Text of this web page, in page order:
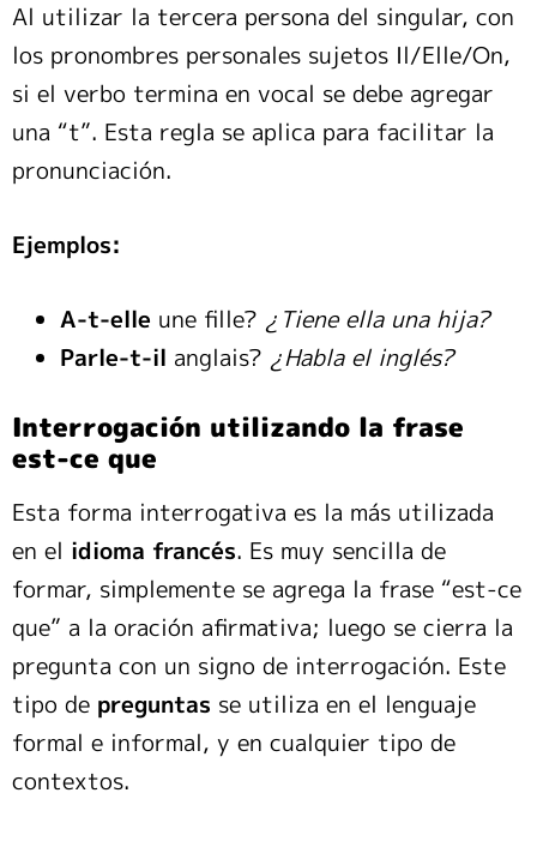
Al utilizar la tercera persona del singular, con
los pronombres personales sujetos Il/Elle/On,
si el verbo termina en vocal se debe agregar
una “t”. Esta regla se aplica para facilitar la
pronunciación.
Ejemplos:
A-t-elle une fille? ¿Tiene ella una hija?
Parle-t-il anglais? ¿Habla el inglés?
Interrogación utilizando la frase
est-ce que
Esta forma interrogativa es la más utilizada
en el idioma francés. Es muy sencilla de
formar, simplemente se agrega la frase “est-ce
que” a la oración afirmativa; luego se cierra la
pregunta con un signo de interrogación. Este
tipo de preguntas se utiliza en el lenguaje
formal e informal, y en cualquier tipo de
contextos.